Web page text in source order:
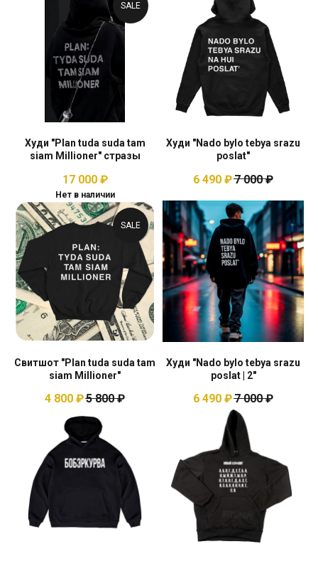
SALE
Худи "Plan tuda suda tam
siam Millioner" cтразы
17 000 ₽
Нет в наличии
Худи "Nado bylo tebya srazu
poslat"
6 490 ₽7 000 ₽
SALE
Свитшот "Plan tuda suda tam
siam Millioner"
4 800 ₽5 800 ₽
Худи "Nado bylo tebya srazu
poslat | 2"
6 490 ₽7 000 ₽